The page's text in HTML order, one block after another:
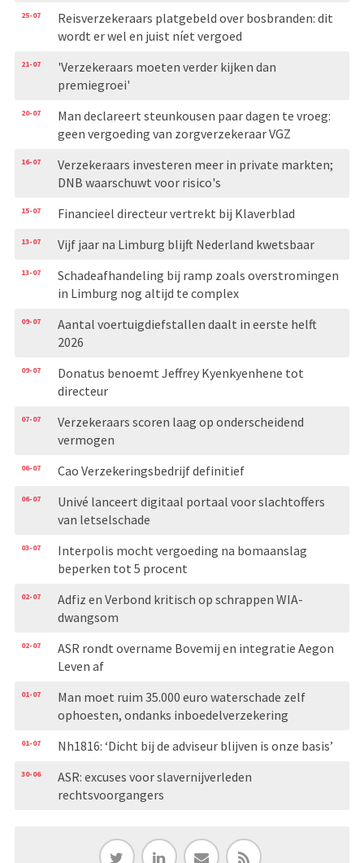
25-07
Reisverzekeraars platgebeld over bosbranden: dit
wordt er wel en juist níet vergoed
21-07
'Verzekeraars moeten verder kijken dan
premiegroei'
20-07
Man declareert steunkousen paar dagen te vroeg:
geen vergoeding van zorgverzekeraar VGZ
16-07
Verzekeraars investeren meer in private markten;
DNB waarschuwt voor risico's
15-07 Financieel directeur vertrekt bij Klaverblad
13-07 Vijf jaar na Limburg blijft Nederland kwetsbaar
13-07
Schadeafhandeling bij ramp zoals overstromingen
in Limburg nog altijd te complex
09-07
Aantal voertuigdiefstallen daalt in eerste helft
2026
09-07
Donatus benoemt Jeffrey Kyenkyenhene tot
directeur
07-07
Verzekeraars scoren laag op onderscheidend
vermogen
06-07 Cao Verzekeringsbedrijf definitief
06-07
Univé lanceert digitaal portaal voor slachtoffers
van letselschade
03-07
Interpolis mocht vergoeding na bomaanslag
beperken tot 5 procent
02-07
Adfiz en Verbond kritisch op schrappen WIA-
dwangsom
02-07
ASR rondt overname Bovemij en integratie Aegon
Leven af
01-07
Man moet ruim 35.000 euro waterschade zelf
ophoesten, ondanks inboedelverzekering
01-07 Nh1816: ‘Dicht bij de adviseur blijven is onze basis’
30-06
ASR: excuses voor slavernijverleden
rechtsvoorgangers